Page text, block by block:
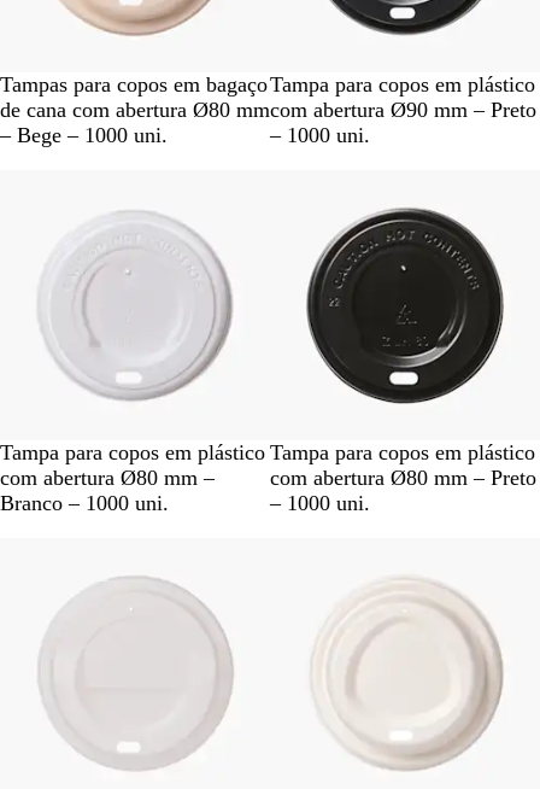
B
e
g
Tampas para copos em bagaço
de cana com abertura Ø80 mm
– Bege – 1000 uni.
P
r
e
Tampa para copos em plástico
com abertura Ø90 mm – Preto
– 1000 uni.
B
r
a
Tampa para copos em plástico
com abertura Ø80 mm –
Branco – 1000 uni.
P
r
e
Tampa para copos em plástico
com abertura Ø80 mm – Preto
– 1000 uni.